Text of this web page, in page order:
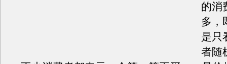
的消
多，
是只
者随